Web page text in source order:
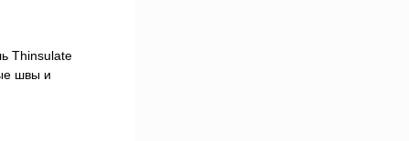
Thinsulate
швы и